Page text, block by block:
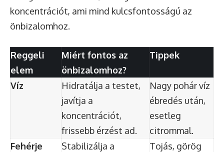
koncentrációt, ami mind kulcsfontosságú az
önbizalomhoz.
Reggeli
elem
Miért fontos az
önbizalomhoz?
Tippek
Víz
Hidratálja a testet,
javítja a
koncentrációt,
frissebb érzést ad.
Nagy pohár víz
ébredés után,
esetleg
citrommal.
Fehérje
Stabilizálja a
Tojás, görög